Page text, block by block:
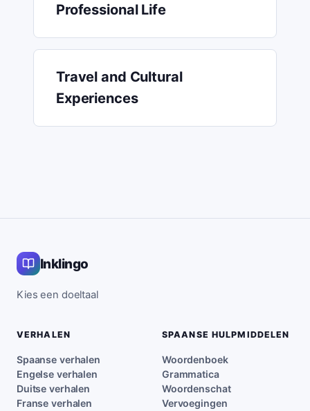
Professional Life
Travel and Cultural
Experiences
Inklingo
Kies een doeltaal
VERHALEN
Spaanse verhalen
Engelse verhalen
Duitse verhalen
Franse verhalen
SPAANSE HULPMIDDELEN
Woordenboek
Grammatica
Woordenschat
Vervoegingen